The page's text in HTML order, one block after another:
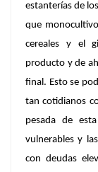
estanterías de
que
cereales y el
producto y de
final. Esto se
tan cotidianos
pesada de
vulnerables y
con deudas